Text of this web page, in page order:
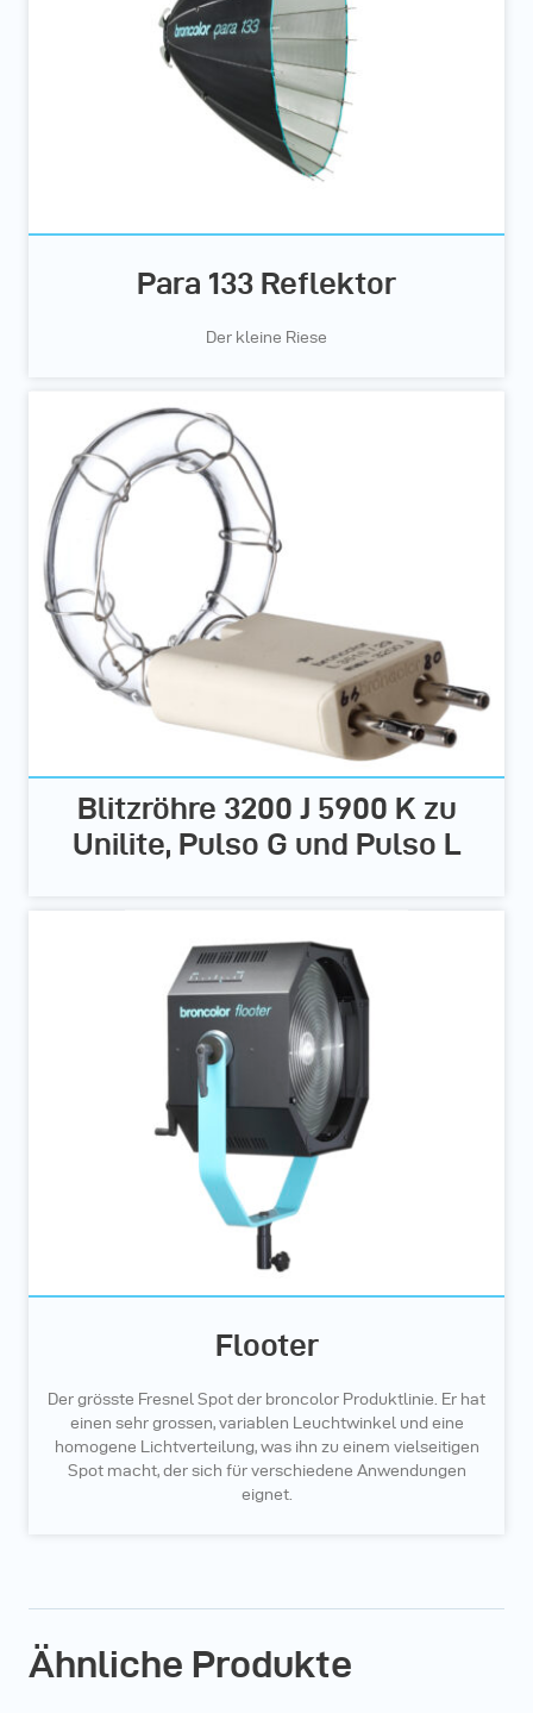
Para 133 Reflektor
Der kleine Riese
Blitzröhre 3200 J 5900 K zu
Unilite, Pulso G und Pulso L
Flooter
Der grösste Fresnel Spot der broncolor Produktlinie. Er hat
einen sehr grossen, variablen Leuchtwinkel und eine
homogene Lichtverteilung, was ihn zu einem vielseitigen
Spot macht, der sich für verschiedene Anwendungen
eignet.
Ähnliche Produkte